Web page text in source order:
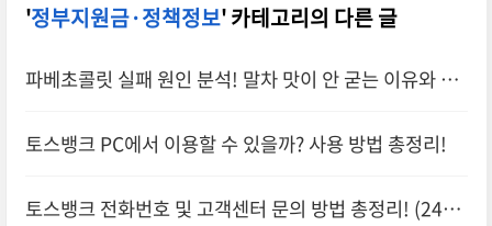
'정부지원금·정책정보' 카테고리의 다른 글
파베초콜릿 실패 원인 분석! 말차 맛이 안 굳는 이유와 황
토스뱅크 PC에서 이용할 수 있을까? 사용 방법 총정리!
토스뱅크 전화번호 및 고객센터 문의 방법 총정리! (24시